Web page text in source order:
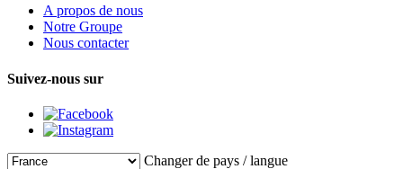
A propos de nous
Notre Groupe
Nous contacter
Suivez-nous sur
Changer de pays / langue